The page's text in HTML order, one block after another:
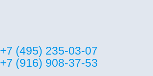
+7 (495) 235-03-07
+7 (916) 908-37-53